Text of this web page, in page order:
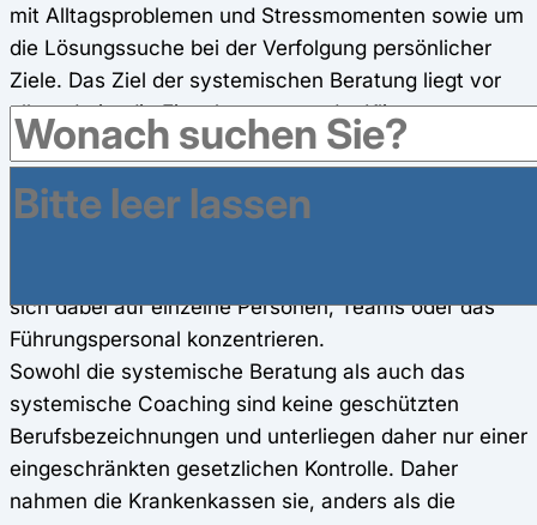
mit Alltagsproblemen und Stressmomenten sowie um
die Lösungssuche bei der Verfolgung persönlicher
Ziele. Das Ziel der systemischen Beratung liegt vor
allem darin, die Eigenkompetenz der Klienten zu
stärken.
Prozesse und die Kommunikation in
sich dabei auf einzelne Personen, Teams oder das
Führungspersonal konzentrieren.
Sowohl die systemische Beratung als auch das
systemische Coaching sind keine geschützten
Berufsbezeichnungen und unterliegen daher nur einer
eingeschränkten gesetzlichen Kontrolle. Daher
nahmen die Krankenkassen sie, anders als die